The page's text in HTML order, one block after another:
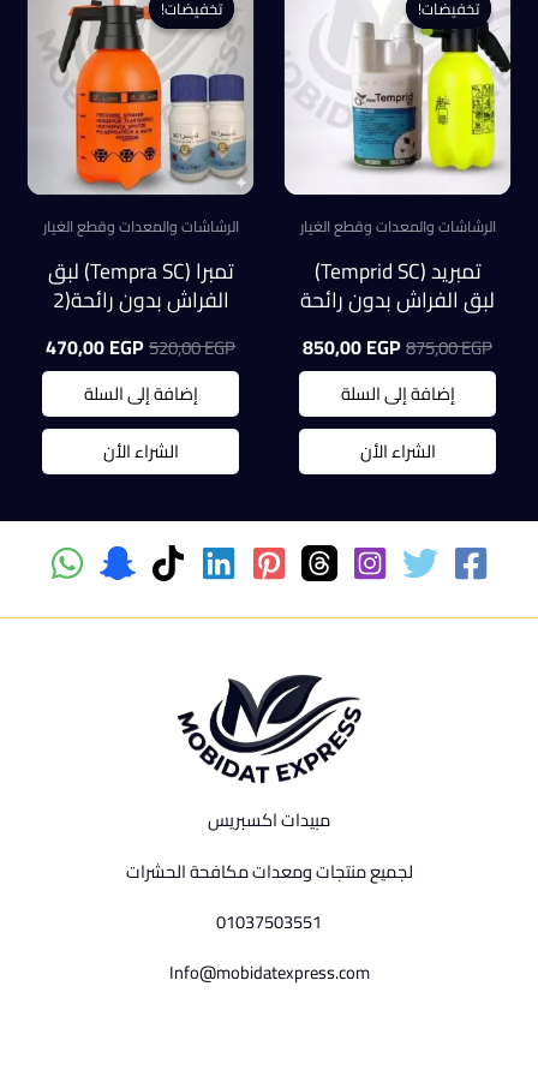
تخفيضات!
تخفيضات!
الرشاشات والمعدات وقطع الغيار
تمبريد (Temprid SC)
لبق الفراش بدون رائحة
2 لتر (عرض)
875,00EGP السعر
الأصلي
هو:
875,00 EGP.
850,00EGP السعر
الحالي
850,00 EGP.
إضافة إلى السلة
الشراء الأن
تخفيضات!
تخفيضات!
الرشاشات والمعدات وقطع الغيار
تمبرا (Tempra SC) لبق
الفراش بدون رائحة(2
صينى مستورده
520,00EGP السعر
الأصلي
هو:
520,00 EGP.
470,00EGP
EGP.
إضافة إلى السلة
الشراء الأن
مبيدات اكسبريس
لجميع منتجات ومعدات مكافحة الحشرات
01037503551
Info@mobidatexpress.com